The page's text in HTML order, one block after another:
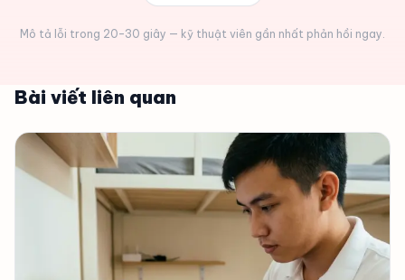
Mô tả lỗi trong 20–30 giây — kỹ thuật viên gần nhất phản hồi ngay.
Bài viết liên quan